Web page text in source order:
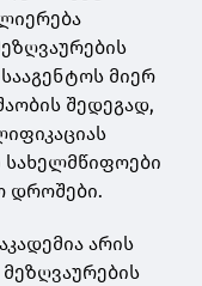
მიერ
შედეგად,
სახელმწიფოები
დროშები.
არის